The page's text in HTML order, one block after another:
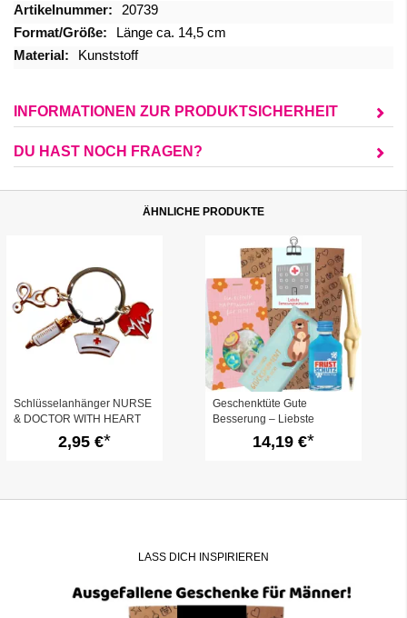
Mehr
Informationen
20739
Länge ca. 14,5 cm
Kunststoff
INFORMATIONEN ZUR PRODUKTSICHERHEIT
DU HAST NOCH FRAGEN?
ÄHNLICHE PRODUKTE
Schlüsselanhänger NURSE
& DOCTOR WITH HEART
2,95 €
Geschenktüte Gute
Besserung – Liebste
Genesungswünsche (Set 7)
14,19 €
LASS DICH INSPIRIEREN